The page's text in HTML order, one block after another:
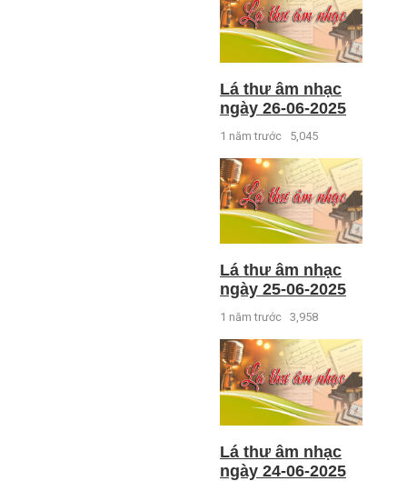
Lá thư âm nhạc
ngày 26-06-2025
1 năm trước 5,045
Lá thư âm nhạc
ngày 25-06-2025
1 năm trước 3,958
Lá thư âm nhạc
ngày 24-06-2025